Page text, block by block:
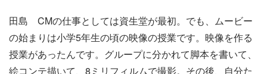
田島 CMの仕事としては資生堂が最初。でも、ムービー
の始まりは小学5年生の頃の映像の授業です。映像を作る
授業があったんです。グループに分かれて脚本を書いて、
絵コンテ描いて、8ミリフィルムで撮影。その後、自分た